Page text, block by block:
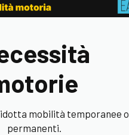
mobilità temporanee o
permanenti.